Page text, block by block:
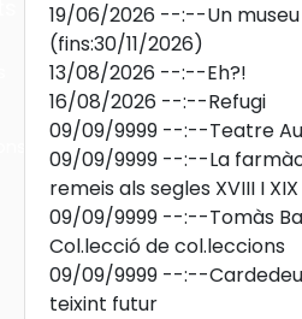
19/06/2026 --:--Un
(fins:30/11/2026)
13/08/2026 --:--Eh?!
16/08/2026 --:--Refugi
09/09/9999 --:--Teatre
09/09/9999 --:--La
remeis als segles XVIII I XIX
09/09/9999 --:--Tomàs
Col.lecció de col.leccions
09/09/9999 --:--
teixint futur